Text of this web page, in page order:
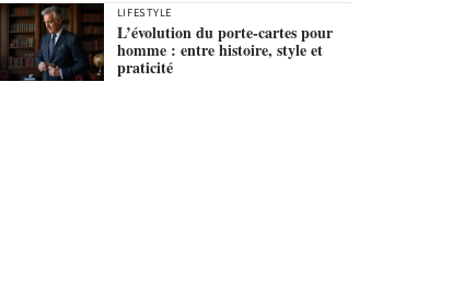
LIFESTYLE
L’évolution du porte-cartes pour
homme : entre histoire, style et
praticité